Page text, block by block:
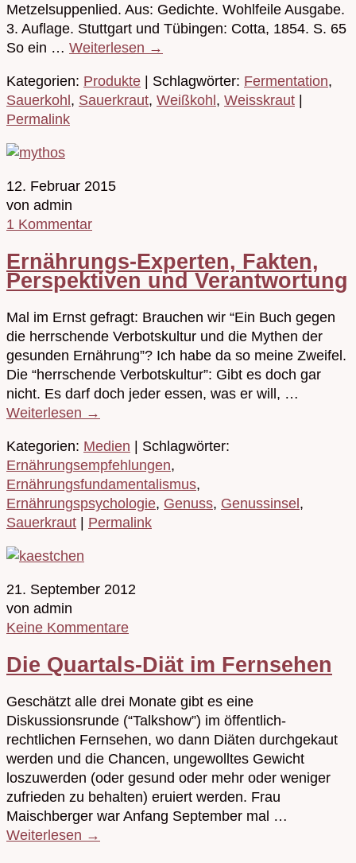
Metzelsuppenlied. Aus: Gedichte. Wohlfeile Ausgabe.
3. Auflage. Stuttgart und Tübingen: Cotta, 1854. S. 65
So ein … Weiterlesen →
Kategorien: Produkte | Schlagwörter: Fermentation,
Sauerkohl , Sauerkraut, Weißkohl , Weisskraut
Permalink
12. Februar 2015
von admin
1 Kommentar
Ernährungs-Experten, Fakten,
Perspektiven und Verantwortung
Mal im Ernst gefragt: Brauchen wir “Ein Buch gegen
die herrschende Verbotskultur und die Mythen der
gesunden Ernährung”? Ich habe da so meine Zweifel.
Die “herrschende Verbotskultur”: Gibt es doch gar
nicht. Es darf doch jeder essen, was er will, …
Weiterlesen →
Kategorien: Medien | Schlagwörter:
Ernährungsempfehlungen,
Ernährungsfundamentalismus,
Ernährungspsychologie, Genuss, Genussinsel ,
Sauerkraut
Permalink
21. September 2012
von admin
Keine Kommentare
Die Quartals-Diät im Fernsehen
Geschätzt alle drei Monate gibt es eine
Diskussionsrunde (“Talkshow”) im öffentlich-
rechtlichen Fernsehen, wo dann Diäten durchgekaut
werden und die Chancen, ungewolltes Gewicht
loszuwerden (oder gesund oder mehr oder weniger
zufrieden zu behalten) eruiert werden. Frau
Maischberger war Anfang September mal …
Weiterlesen →